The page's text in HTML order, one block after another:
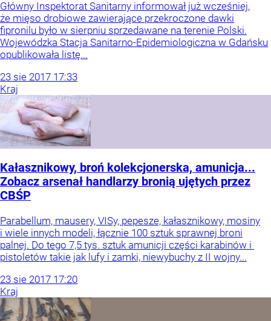
Główny Inspektorat Sanitarny informował już wcześniej,
że mięso drobiowe zawierające przekroczone dawki
fipronilu było w sierpniu sprzedawane na terenie Polski.
Wojewódzka Stacja Sanitarno-Epidemiologiczna w Gdańsku
opublikowała listę...
23 sie 2017 17:33
Kraj
Kałasznikowy, broń kolekcjonerska, amunicja...
Zobacz arsenał handlarzy bronią ujętych przez
CBŚP
Parabellum, mausery, VISy, pepesze, kałasznikowy, mosiny
i wiele innych modeli, łącznie 100 sztuk sprawnej broni
palnej. Do tego 7,5 tys. sztuk amunicji części karabinów i
pistoletów takie jak lufy i zamki, niewybuchy z II wojny...
23 sie 2017 17:20
Kraj